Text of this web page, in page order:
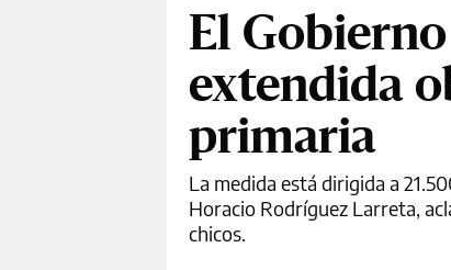
El
extendida
primaria
La medida está dirigida a
Horacio Rodríguez Larreta,
chicos.